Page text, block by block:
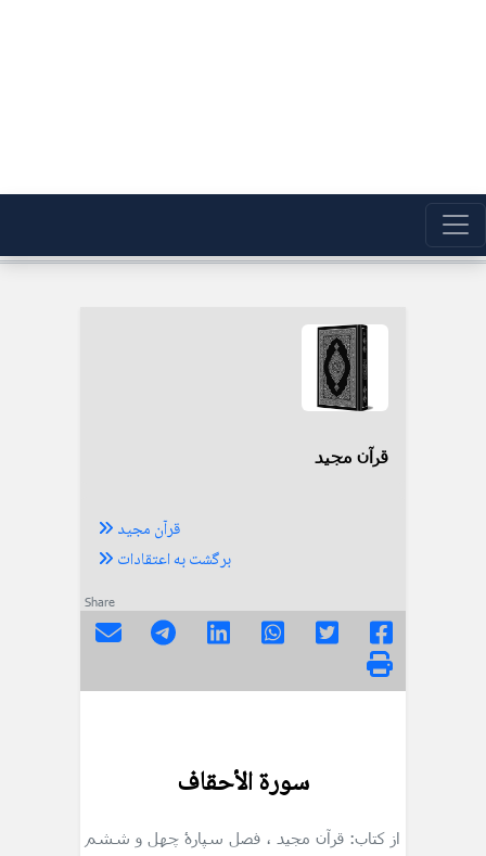
قرآن مجید
قرآن مجید
برگشت به اعتقادات
Share
سورة الأحقاف
از کتاب: قرآن مجید ، فصل سپارۀ چهل و ششم